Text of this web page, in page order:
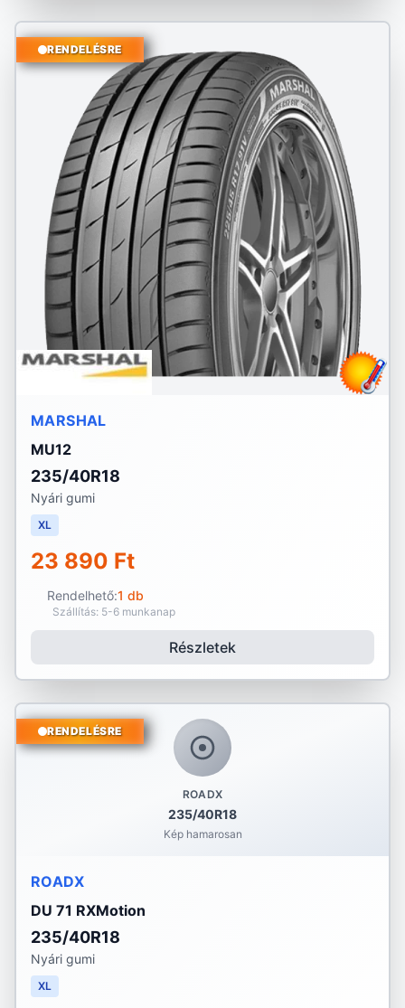
RENDELÉSRE
MARSHAL
MU12
235/40R18
Nyári gumi
XL
23 890 Ft
Rendelhető:1 db
Szállítás: 5-6 munkanap
Részletek
ROADX
235/40R18
Kép hamarosan
RENDELÉSRE
ROADX
DU 71 RXMotion
235/40R18
Nyári gumi
XL